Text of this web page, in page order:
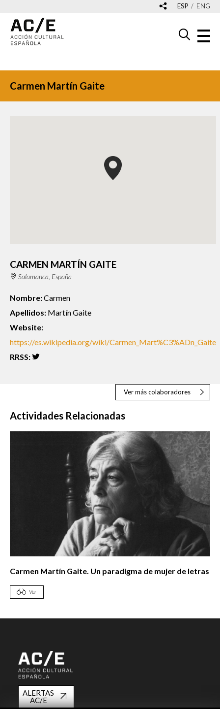
ESP ENG
Carmen Martín Gaite
CARMEN MARTÍN GAITE
Salamanca, España
Nombre:Carmen
Apellidos: Martín Gaite
Website:
https://es.wikipedia.org/wiki/Carmen_Mart%C3%ADn_Gaite
RRSS:
Ver más colaboradores
Actividades Relacionadas
Carmen Martín Gaite. Un paradigma de mujer de letras
Ver
ALERTAS
AC/E